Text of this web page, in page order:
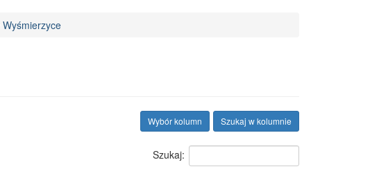
Szukaj w kolumnie
Wybór kolumn
Szukaj: